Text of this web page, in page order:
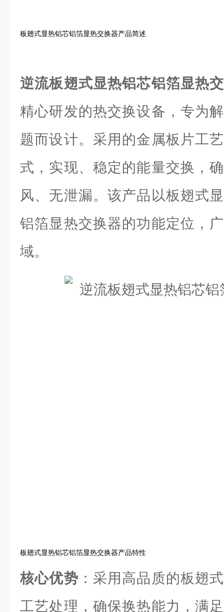
板翅式显热铝芯铝箔显热交换器产品简述
逆流板翅式显热铝芯铝箔显热
精心研发的热交换设备，专为
题而设计。采用的金属板片工
式，实现、稳定的能量交换，
风、无泄漏。该产品以板翅式
铝箔显热交换器的功能定位，
域。
板翅式显热铝芯铝箔显热交换器产品特性
核心优势 ：采用高品质的板翅
工艺处理，确保换热能力，满